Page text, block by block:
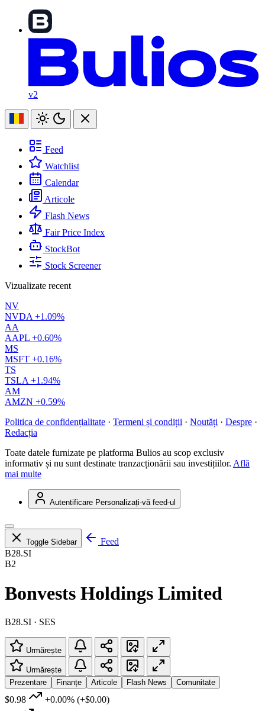
v2
Feed
Watchlist
Calendar
Articole
Flash News
Fair Price Index
StockBot
Stock Screener
Vizualizate recent
NV
NVDA +1.09%
AA
AAPL +0.60%
MS
MSFT +0.16%
TS
TSLA +1.94%
AM
AMZN +0.59%
Politica de confidențialitate · Termeni și condiții · Noutăți · Despre ·
Redacția
Toate datele furnizate pe platforma Bulios au scop exclusiv
informativ și nu sunt destinate tranzacționării sau investițiilor. Află
mai multe
Autentificare Personalizați-vă feed-ul
Toggle Sidebar
Feed
B28.SI
B2
Bonvests Holdings Limited
B28.SI · SES
Urmărește
Urmărește
Prezentare
Finanțe Articole Flash News Comunitate
$0.98 +0.00% (+$0.00)